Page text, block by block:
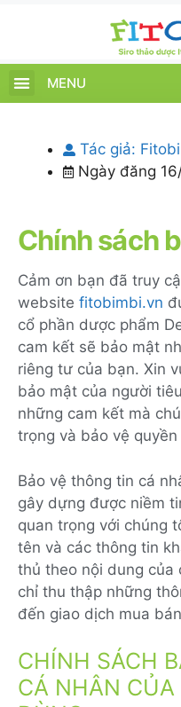
MENU
Tác giả:
Ngày đăng
Chính sách
Cảm ơn bạn đã truy
website fitobimbi.vn
cổ phần dược phẩm
cam kết sẽ bảo mật
riêng tư của bạn. Xin
bảo mật của người
những cam kết mà
trọng và bảo vệ
Bảo vệ thông tin cá
gây dựng được niềm
quan trọng với chúng
tên và các thông tin
thủ theo nội dung của
chỉ thu thập những
đến giao dịch mua
CHÍNH SÁCH
CÁ NHÂN